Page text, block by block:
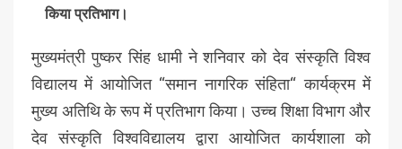
किया प्रतिभाग।
मुख्यमंत्री पुष्कर सिंह धामी ने शनिवार को देव संस्कृति विश्व
विद्यालय में आयोजित ‘‘समान नागरिक संहिता‘‘ कार्यक्रम में
मुख्य अतिथि के रूप में प्रतिभाग किया। उच्च शिक्षा विभाग और
देव संस्कृति विश्वविद्यालय द्वारा आयोजित कार्यशाला को